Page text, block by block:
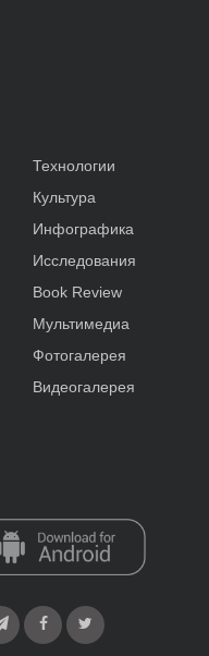
Технологии
Культура
Инфографика
Исследования
Book Review
Мультимедиа
Фотогалерея
Видеогалерея